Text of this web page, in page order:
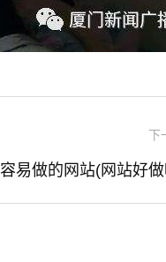
下
容易做的网站(网站好